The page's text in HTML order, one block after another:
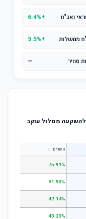
ואג"ח +6.4%
ממשלות +5.5%
סחיר —
להשקעה מסלול עוקב
3 שנים ↕
75.91%
91.93%
47.14%
43.23%